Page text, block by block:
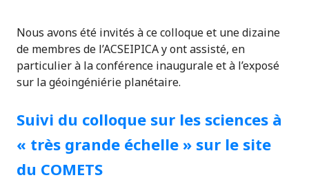
Nous avons été invités à ce colloque et une dizaine
de membres de l’ACSEIPICA y ont assisté, en
particulier à la conférence inaugurale et à l’exposé
sur la géoingéniérie planétaire.
Suivi du colloque sur les sciences à
« très grande échelle » sur le site
du COMETS